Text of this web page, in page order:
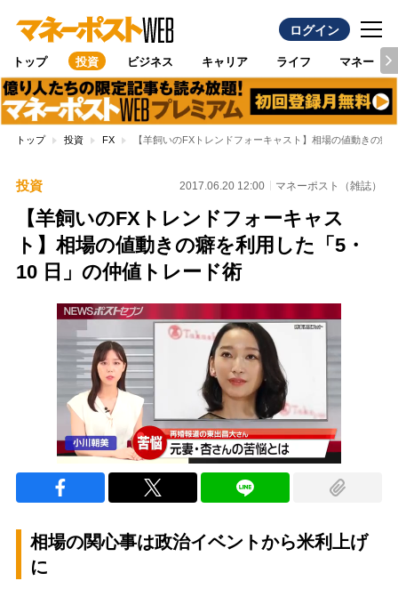
ログイン
トップ 投資 ビジネス キャリア ライフ マネー
トップ 投資 FX 【羊飼いのFXトレンドフォーキャスト】相場の値動きの癖
投資 2017.06.20 12:00 マネーポスト（雑誌）
【羊飼いのFXトレンドフォーキャス
ト】相場の値動きの癖を利用した「5・
10 日」の仲値トレード術
相場の関心事は政治イベントから米利上げ
に